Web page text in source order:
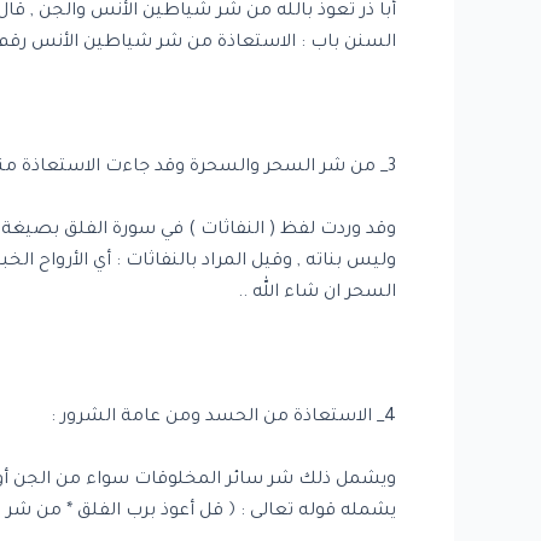
السنن باب : الاستعاذة من شر شياطين الأنس رقم :
3_ من شر السحر والسحرة وقد جاءت الاستعاذة منه في قوله تعالى:﴿ومن شر النفاثات في العقد﴾ .. وهن السواحر .
وليس بناته , وقيل المراد بالنفاثات : أي الأرواح
السحر ان شاء الله ..
4_ الاستعاذة من الحسد ومن عامة الشرور :
ويشمل ذلك شر سائر المخلوقات سواء من الجن أو
يشمله قوله تعالى : ﴿ قل أعوذ برب الفلق * من شر